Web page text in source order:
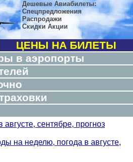
Дешевые Авиабилеты:
Спецпредложения
Распродажи
Скидки Акции
ЦЕНЫ НА БИЛЕТЫ
в аэропорты
сентябре, прогноз
на неделю, погода в августе,